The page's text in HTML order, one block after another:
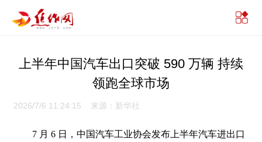
上半年中国汽车出口突破 590 万辆 持续
领跑全球市场
2026/7/6 11:24:15 来源：新华社
7 月 6 日，中国汽车工业协会发布上半年汽车进出口